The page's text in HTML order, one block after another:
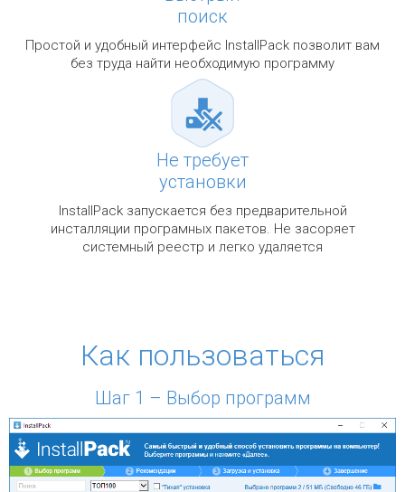
поиск
Простой и удобный интерфейс InstallPack позволит вам
без труда найти необходимую программу
Не требует
установки
InstallPack запускается без предварительной
инсталляции програмных пакетов. Не засоряет
системный реестр и легко удаляется
Как пользоваться
Шаг 1 – Выбор программ